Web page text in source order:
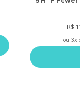
R$
ou 3x